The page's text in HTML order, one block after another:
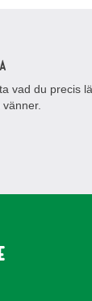
vad du precis